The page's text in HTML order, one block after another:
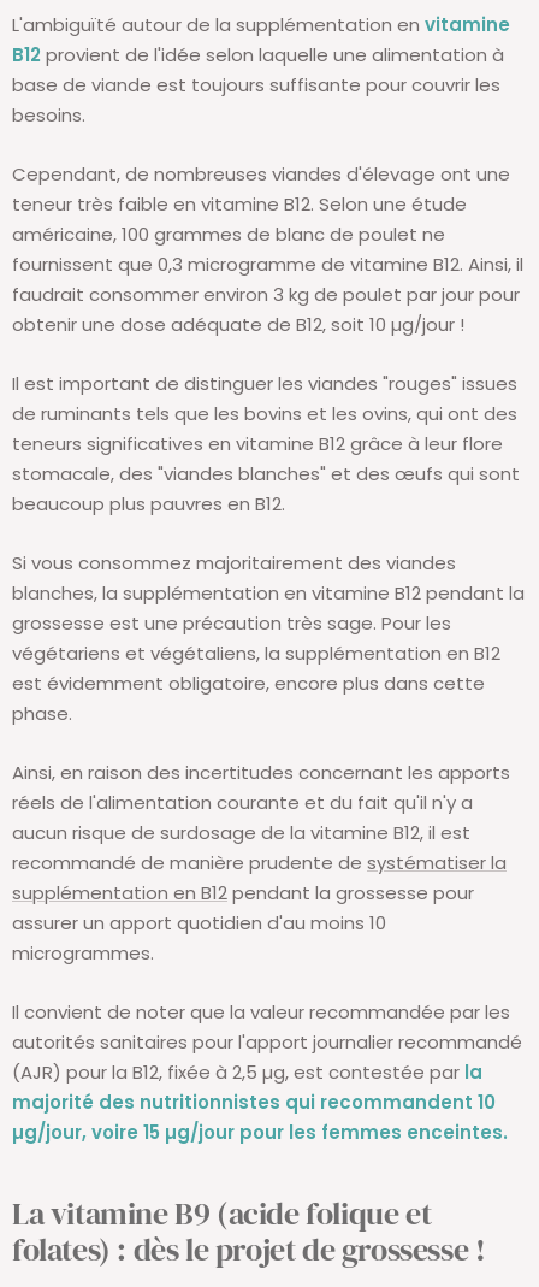
L'ambiguïté autour de la supplémentation en vitamine
B12provient de l'idée selon laquelle une alimentation à
base de viande est toujours suffisante pour couvrir les
besoins.
Cependant, de nombreuses viandes d'élevage ont une
teneur très faible en vitamine B12. Selon une étude
américaine, 100 grammes de blanc de poulet ne
fournissent que 0,3 microgramme de vitamine B12. Ainsi, il
faudrait consommer environ 3 kg de poulet par jour pour
obtenir une dose adéquate de B12, soit 10 µg/jour !
Il est important de distinguer les viandes "rouges" issues
de ruminants tels que les bovins et les ovins, qui ont des
teneurs significatives en vitamine B12 grâce à leur flore
stomacale, des "viandes blanches" et des œufs qui sont
beaucoup plus pauvres en B12.
Si vous consommez majoritairement des viandes
blanches, la supplémentation en vitamine B12 pendant la
grossesse est une précaution très sage. Pour les
végétariens et végétaliens, la supplémentation en B12
est évidemment obligatoire, encore plus dans cette
phase.
Ainsi, en raison des incertitudes concernant les apports
réels de l'alimentation courante et du fait qu'il n'y a
aucun risque de surdosage de la vitamine B12, il est
recommandé de manière prudente de systématiser la
supplémentation en B12pendant la grossesse pour
assurer un apport quotidien d'au moins 10
microgrammes.
Il convient de noter que la valeur recommandée par les
autorités sanitaires pour l'apport journalier recommandé
(AJR) pour la B12, fixée à 2,5 µg, est contestée par la
majorité des nutritionnistes qui recommandent 10
µg/jour, voire 15 µg/jour pour les femmes enceintes.
La vitamine B9 (acide folique et
folates) : dès le projet de grossesse !